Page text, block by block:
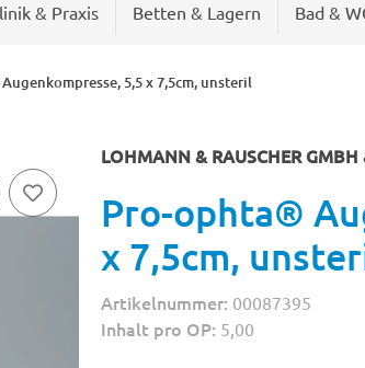
& Praxis Betten & Lagern Bad &
5,5 x 7,5cm, unsteril
LOHMANN & RAUSCHER GMBH
Pro-ophta®
x 7,5cm,
Artikelnummer: 00087395
Inhalt pro OP: 5,00